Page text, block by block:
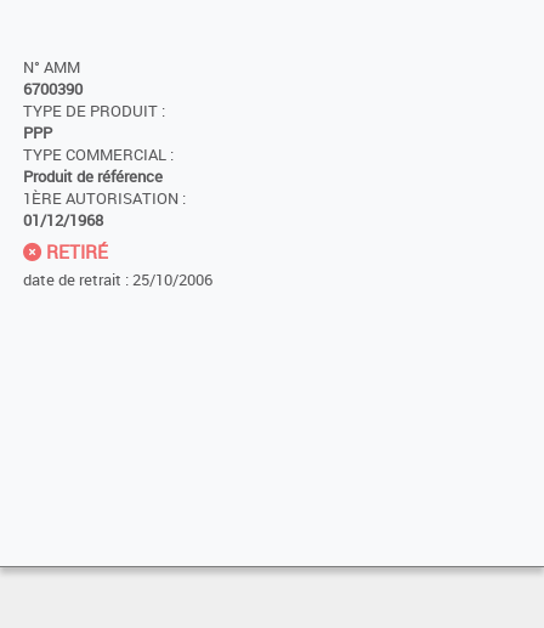
N° AMM
6700390
TYPE DE PRODUIT :
PPP
TYPE COMMERCIAL :
Produit de référence
1ÈRE AUTORISATION :
01/12/1968
RETIRÉ
date de retrait : 25/10/2006